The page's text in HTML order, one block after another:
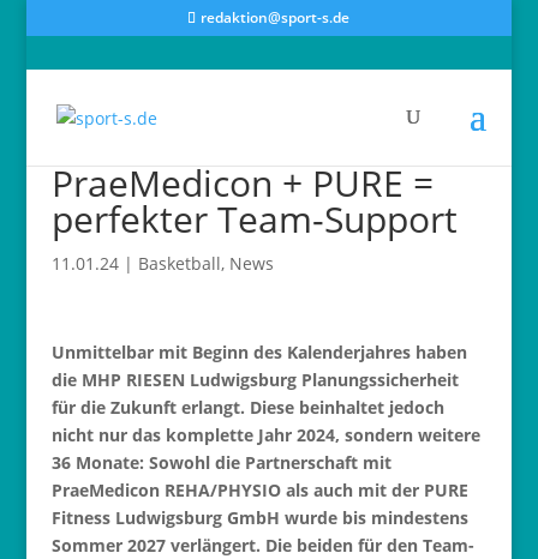
redaktion@sport-s.de
PraeMedicon + PURE =
perfekter Team-Support
11.01.24| Basketball, News
Unmittelbar mit Beginn des Kalenderjahres haben
die MHP RIESEN Ludwigsburg Planungssicherheit
für die Zukunft erlangt. Diese beinhaltet jedoch
nicht nur das komplette Jahr 2024, sondern weitere
36 Monate: Sowohl die Partnerschaft mit
PraeMedicon REHA/PHYSIO als auch mit der PURE
Fitness Ludwigsburg GmbH wurde bis mindestens
Sommer 2027 verlängert. Die beiden für den Team-